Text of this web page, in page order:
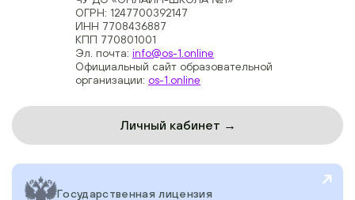
ОГРН: 1247700392147
ИНН 7708436887
КПП 770801001
Эл. почта: info@os-1.online
Официальный сайт образовательной
организации: os-1.online
Личный кабинет →
Государственная лицензия